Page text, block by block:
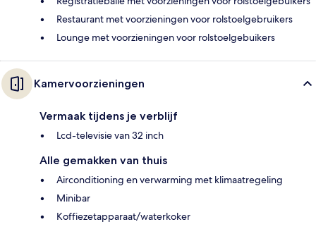
Restaurant met voorzieningen voor rolstoelgebruikers
Lounge met voorzieningen voor rolstoelgebuikers
Kamervoorzieningen
Vermaak tijdens je verblijf
Lcd-televisie van 32 inch
Alle gemakken van thuis
Airconditioning en verwarming met klimaatregeling
Minibar
Koffiezetapparaat/waterkoker